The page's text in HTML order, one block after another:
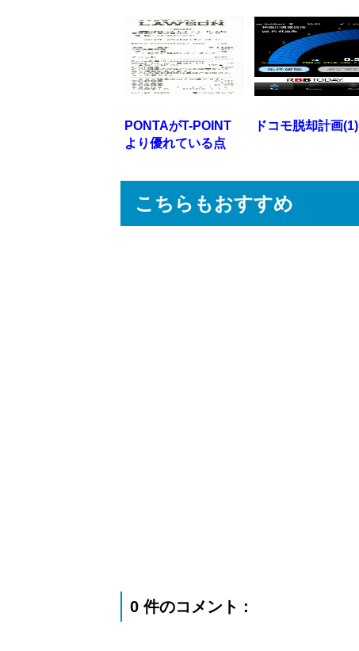
PONTAがT-POINT
より優れている点
ドコモ脱却計画(1)
こちらもおすすめ
0 件のコメント :